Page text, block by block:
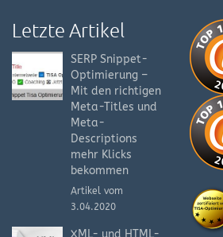
Letzte Artikel
SERP Snippet-
Optimierung –
Mit den richtigen
Meta-Titles und
Meta-
Descriptions
mehr Klicks
bekommen
Artikel vom
3.04.2020
XML- und HTML-